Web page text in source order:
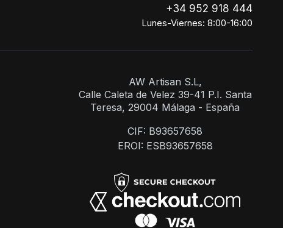
+34 952 918 444
Lunes-Viernes: 8:00-16:00
AW Artisan S.L,
Calle Caleta de Velez 39-41 P.I. Santa
Teresa, 29004 Málaga - España
CIF: B93657658
EROI: ESB93657658